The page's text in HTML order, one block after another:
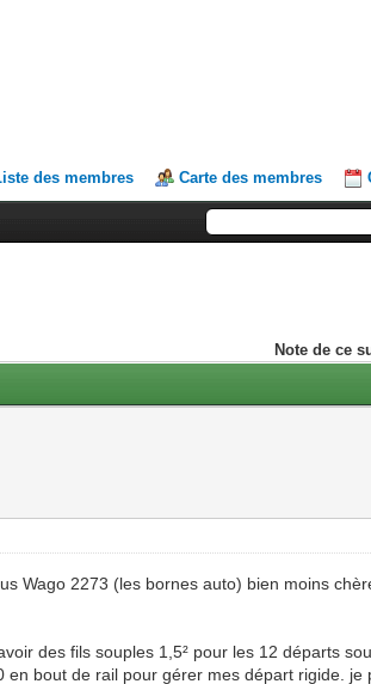
des membres Carte des membres
Note de ce
Wago 2273 (les bornes auto) bien moins
des fils souples 1,5² pour les 12 départs
bout de rail pour gérer mes départ rigide. je